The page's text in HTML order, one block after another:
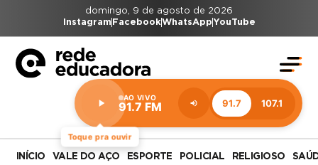
domingo, 9 de agosto de 2026
Instagram FacebookWhatsAppYouTube
Toque pra ouvir
AO VIVO
91.7 FM 91.7 107.1
Estação:
91.7
FM
INÍCIO VALE DO AÇO ESPORTE POLICIAL RELIGIOSO